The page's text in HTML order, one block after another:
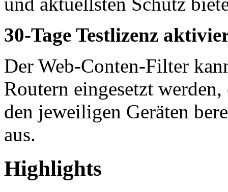
30-Tage Testlizenz
Der Web-Conten-Filter
Routern eingesetzt
den jeweiligen Geräten
aus.
Highlights